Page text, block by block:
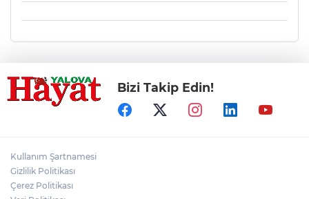
Bizi Takip Edin!
Kullanım Şartnamesi
Gizlilik Politikası
Çerez Politikası